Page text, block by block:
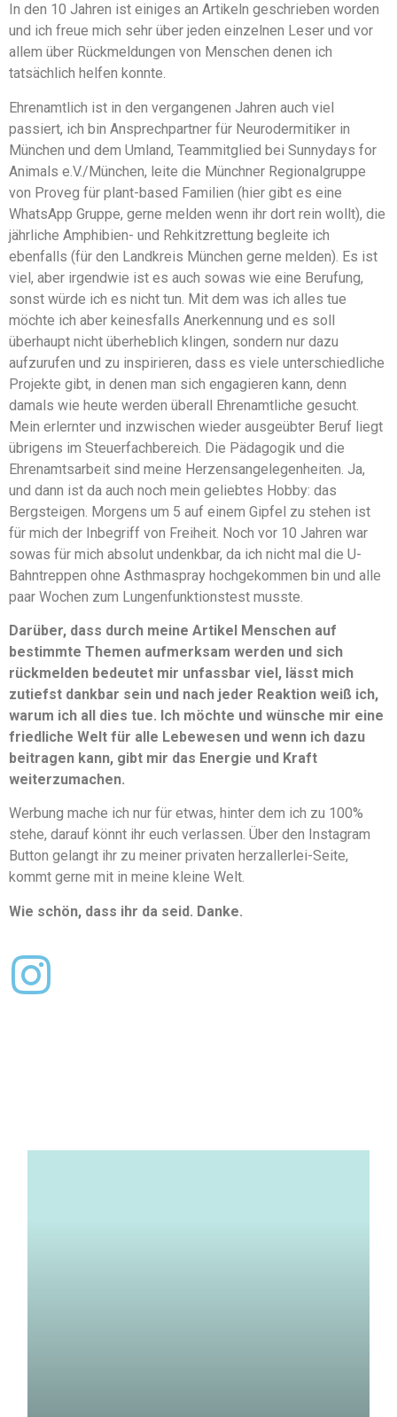
In den 10 Jahren ist einiges an Artikeln geschrieben worden
und ich freue mich sehr über jeden einzelnen Leser und vor
allem über Rückmeldungen von Menschen denen ich
tatsächlich helfen konnte.
Ehrenamtlich ist in den vergangenen Jahren auch viel
passiert, ich bin Ansprechpartner für Neurodermitiker in
München und dem Umland, Teammitglied bei Sunnydays for
Animals e.V./München, leite die Münchner Regionalgruppe
von Proveg für plant-based Familien (hier gibt es eine
WhatsApp Gruppe, gerne melden wenn ihr dort rein wollt), die
jährliche Amphibien- und Rehkitzrettung begleite ich
ebenfalls (für den Landkreis München gerne melden). Es ist
viel, aber irgendwie ist es auch sowas wie eine Berufung,
sonst würde ich es nicht tun. Mit dem was ich alles tue
möchte ich aber keinesfalls Anerkennung und es soll
überhaupt nicht überheblich klingen, sondern nur dazu
aufzurufen und zu inspirieren, dass es viele unterschiedliche
Projekte gibt, in denen man sich engagieren kann, denn
damals wie heute werden überall Ehrenamtliche gesucht.
Mein erlernter und inzwischen wieder ausgeübter Beruf liegt
übrigens im Steuerfachbereich. Die Pädagogik und die
Ehrenamtsarbeit sind meine Herzensangelegenheiten. Ja,
und dann ist da auch noch mein geliebtes Hobby: das
Bergsteigen. Morgens um 5 auf einem Gipfel zu stehen ist
für mich der Inbegriff von Freiheit. Noch vor 10 Jahren war
sowas für mich absolut undenkbar, da ich nicht mal die U-
Bahntreppen ohne Asthmaspray hochgekommen bin und alle
paar Wochen zum Lungenfunktionstest musste.
Darüber, dass durch meine Artikel Menschen auf
bestimmte Themen aufmerksam werden und sich
rückmelden bedeutet mir unfassbar viel, lässt mich
zutiefst dankbar sein und nach jeder Reaktion weiß ich,
warum ich all dies tue. Ich möchte und wünsche mir eine
friedliche Welt für alle Lebewesen und wenn ich dazu
beitragen kann, gibt mir das Energie und Kraft
weiterzumachen.
Werbung mache ich nur für etwas, hinter dem ich zu 100%
stehe, darauf könnt ihr euch verlassen. Über den Instagram
Button gelangt ihr zu meiner privaten herzallerlei-Seite,
kommt gerne mit in meine kleine Welt.
Wie schön, dass ihr da seid. Danke.